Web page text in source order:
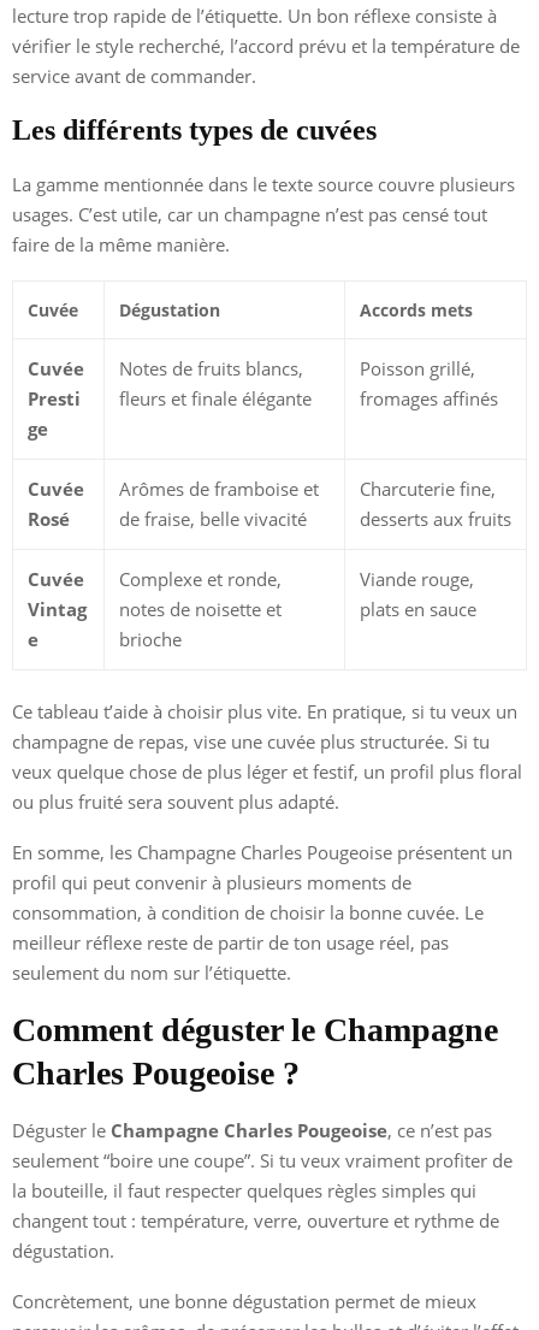
lecture trop rapide de l’étiquette. Un bon réflexe consiste à
vérifier le style recherché, l’accord prévu et la température de
service avant de commander.
Les différents types de cuvées
La gamme mentionnée dans le texte source couvre plusieurs
usages. C’est utile, car un champagne n’est pas censé tout
faire de la même manière.
Cuvée Dégustation Accords mets
Cuvée
Presti
ge
Notes de fruits blancs,
fleurs et finale élégante
Poisson grillé,
fromages affinés
Cuvée
Rosé
Arômes de framboise et
de fraise, belle vivacité
Charcuterie fine,
desserts aux fruits
Cuvée
Vintag
e
Complexe et ronde,
notes de noisette et
brioche
Viande rouge,
plats en sauce
Ce tableau t’aide à choisir plus vite. En pratique, si tu veux un
champagne de repas, vise une cuvée plus structurée. Si tu
veux quelque chose de plus léger et festif, un profil plus floral
ou plus fruité sera souvent plus adapté.
En somme, les Champagne Charles Pougeoise présentent un
profil qui peut convenir à plusieurs moments de
consommation, à condition de choisir la bonne cuvée. Le
meilleur réflexe reste de partir de ton usage réel, pas
seulement du nom sur l’étiquette.
Comment déguster le Champagne
Charles Pougeoise ?
Déguster le Champagne Charles Pougeoise, ce n’est pas
seulement “boire une coupe”. Si tu veux vraiment profiter de
la bouteille, il faut respecter quelques règles simples qui
changent tout : température, verre, ouverture et rythme de
dégustation.
Concrètement, une bonne dégustation permet de mieux